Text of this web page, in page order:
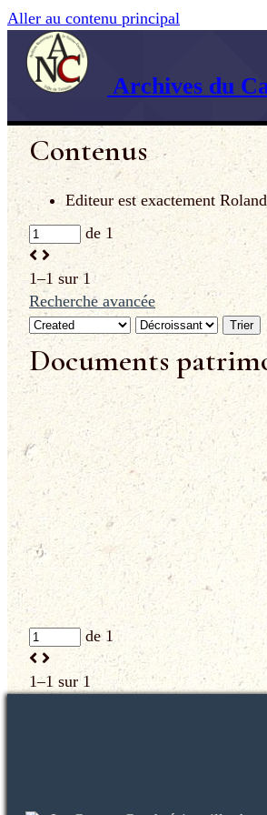
Aller au contenu principal
Archives du
Contenus
Editeur est exactement
de 1
1–1 sur 1
Recherche avancée
Trier
Documents
de 1
1–1 sur 1